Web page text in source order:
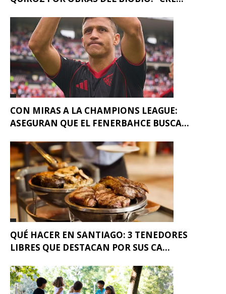
CON MIRAS A LA CHAMPIONS LEAGUE:
ASEGURAN QUE EL FENERBAHCE BUSCA...
QUÉ HACER EN SANTIAGO: 3 TENEDORES
LIBRES QUE DESTACAN POR SUS CA...